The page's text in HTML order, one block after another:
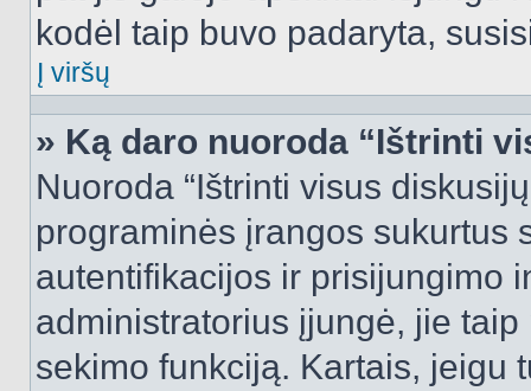
kodėl taip buvo padaryta,
Į viršų
» Ką daro nuoroda “Ištrinti
Nuoroda “Ištrinti visus
programinės įrangos sukurtus
autentifikacijos ir prisijungimo
administratorius įjungė, jie
sekimo funkciją. Kartais, jeigu